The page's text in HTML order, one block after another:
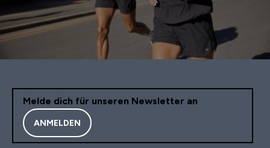
Melde dich für unseren Newsletter an
ANMELDEN